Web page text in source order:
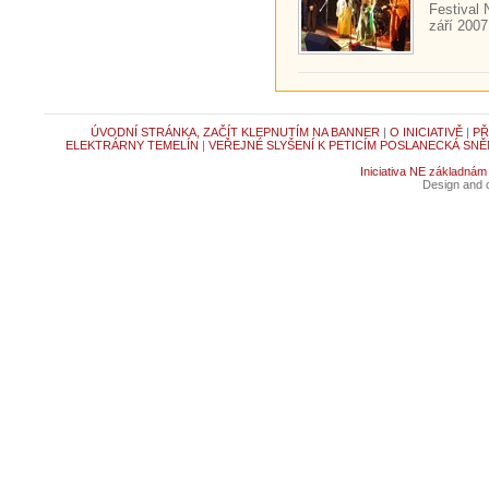
Festival
září
ÚVODNÍ STRÁNKA, ZAČÍT KLEPNUTÍM NA BANNER | O INICIATIVĚ|
ELEKTRÁRNY TEMELÍN | VEŘEJNÉ SLYŠENÍ K PETICÍM POSLANECKÁ
Iniciativa NE základnám
Design and